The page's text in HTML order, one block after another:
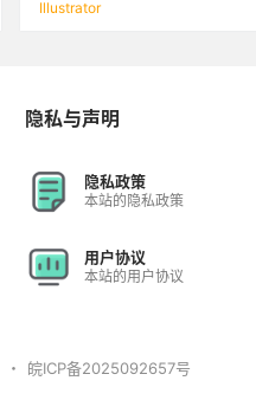
Illustrator
隐私与声明
隐私政策
本站的隐私政策
用户协议
本站的用户协议
・ 皖ICP备2025092657号